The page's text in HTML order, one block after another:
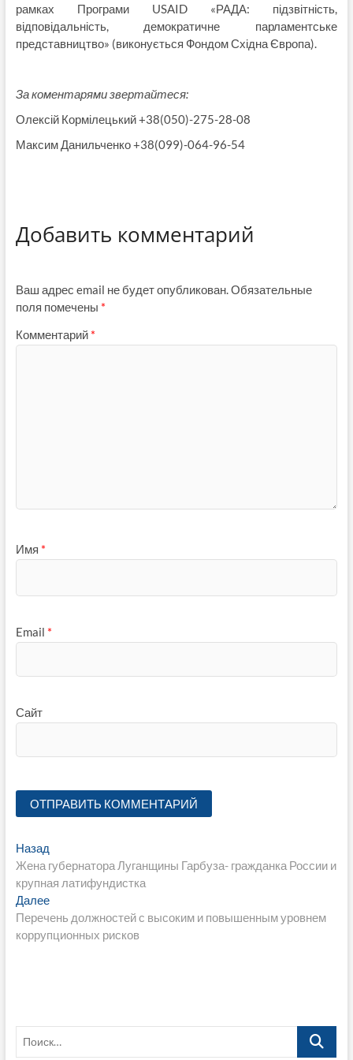
рамках Програми USAID «РАДА: підзвітність,
відповідальність, демократичне парламентське
представництво» (виконується Фондом Східна Європа).
За коментарями звертайтеся:
Олексій Кормілецький +38(050)-275-28-08
Максим Данильченко +38(099)-064-96-54
Добавить комментарий
Ваш адрес email не будет опубликован.Обязательные
поля помечены *
Комментарий *
Имя *
Email *
Сайт
Навигация
по
записям
НазадПредыдущая
запись:
Жена губернатора Луганщины Гарбуза- гражданка России и
крупная латифундистка
ДалееСледующая
запись:
Перечень должностей с высоким и повышенным уровнем
коррупционных рисков
Поиск…